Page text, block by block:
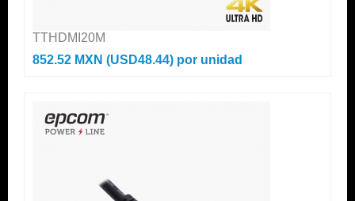
TTHDMI20M
852.52 MXN (USD48.44) por unidad